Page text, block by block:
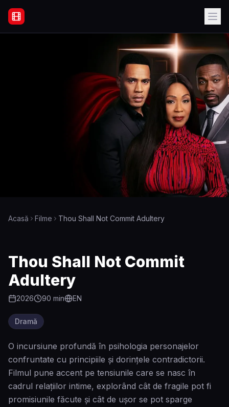
Filme Online Subtitrate - Acasă
Acasă Filme Thou Shall Not Commit Adultery
Thou Shall Not Commit
Adultery
2026 90 min EN
Dramă
O incursiune profundă în psihologia personajelor
confruntate cu principiile și dorințele contradictorii.
Filmul pune accent pe tensiunile care se nasc în
cadrul relațiilor intime, explorând cât de fragile pot fi
promisiunile făcute și cât de ușor se pot sparge